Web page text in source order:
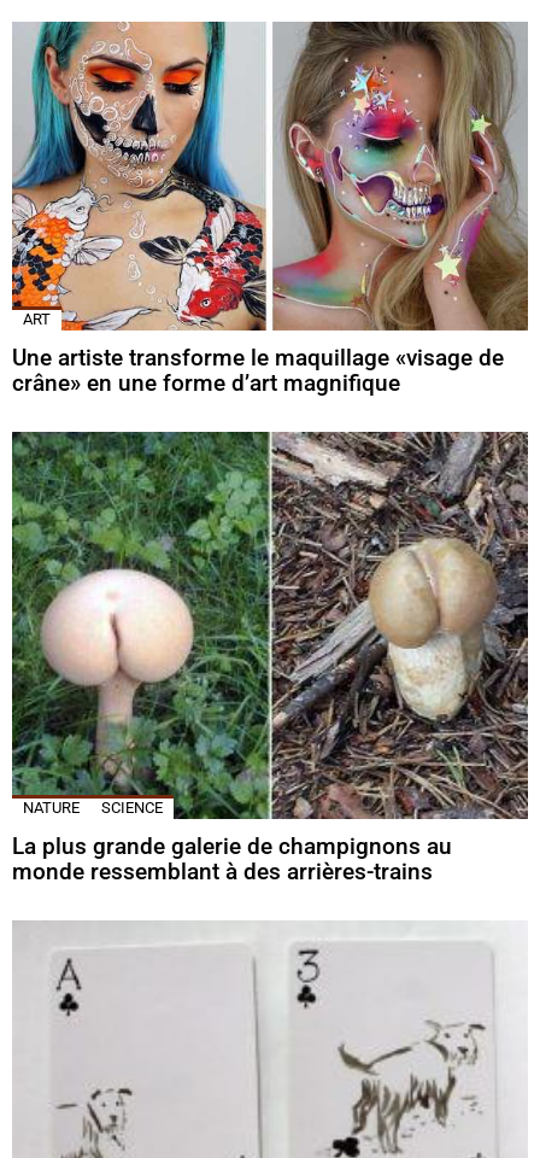
ART
Une artiste transforme le maquillage «visage de
crâne» en une forme d’art magnifique
NATURE SCIENCE
La plus grande galerie de champignons au
monde ressemblant à des arrières-trains